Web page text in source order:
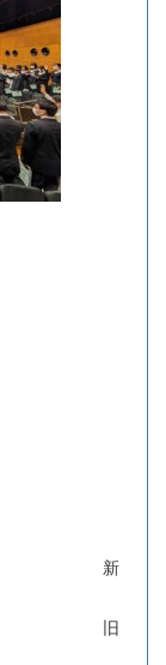
の唱和 新